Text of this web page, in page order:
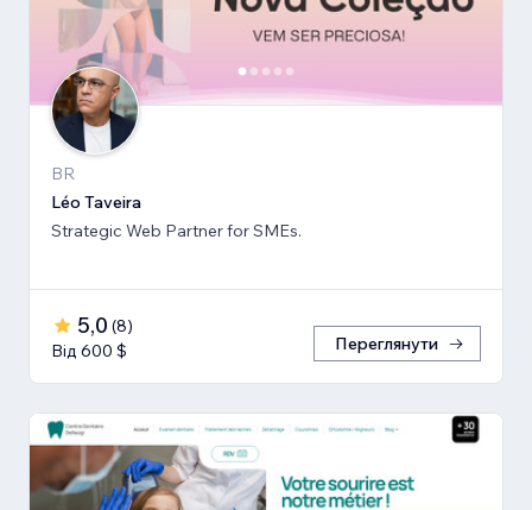
BR
Léo Taveira
Strategic Web Partner for SMEs.
5,0 (8)
Від 600 $
Переглянути